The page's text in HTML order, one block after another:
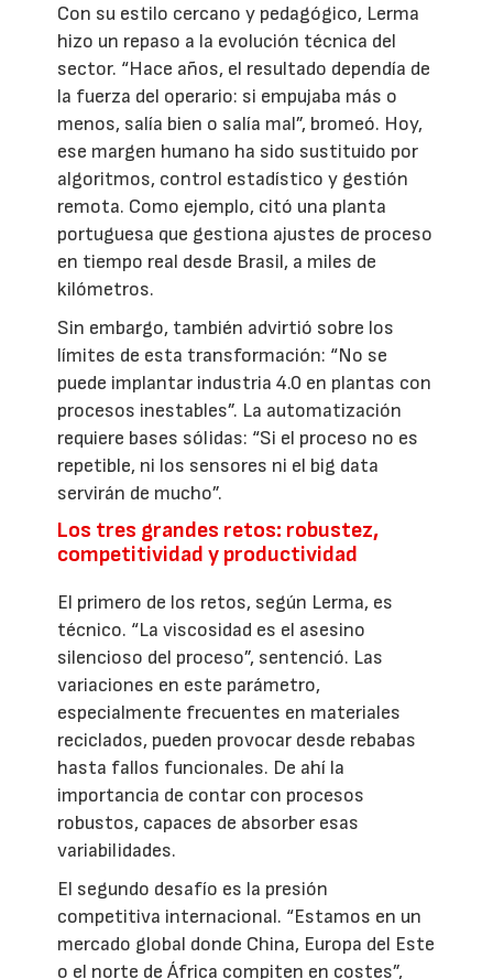
Con su estilo cercano y pedagógico, Lerma
hizo un repaso a la evolución técnica del
sector. “Hace años, el resultado dependía de
la fuerza del operario: si empujaba más o
menos, salía bien o salía mal”, bromeó. Hoy,
ese margen humano ha sido sustituido por
algoritmos, control estadístico y gestión
remota. Como ejemplo, citó una planta
portuguesa que gestiona ajustes de proceso
en tiempo real desde Brasil, a miles de
kilómetros.
Sin embargo, también advirtió sobre los
límites de esta transformación: “No se
puede implantar industria 4.0 en plantas con
procesos inestables”. La automatización
requiere bases sólidas: “Si el proceso no es
repetible, ni los sensores ni el big data
servirán de mucho”.
Los tres grandes retos: robustez,
competitividad y productividad
El primero de los retos, según Lerma, es
técnico. “La viscosidad es el asesino
silencioso del proceso”, sentenció. Las
variaciones en este parámetro,
especialmente frecuentes en materiales
reciclados, pueden provocar desde rebabas
hasta fallos funcionales. De ahí la
importancia de contar con procesos
robustos, capaces de absorber esas
variabilidades.
El segundo desafío es la presión
competitiva internacional. “Estamos en un
mercado global donde China, Europa del Este
o el norte de África compiten en costes”,